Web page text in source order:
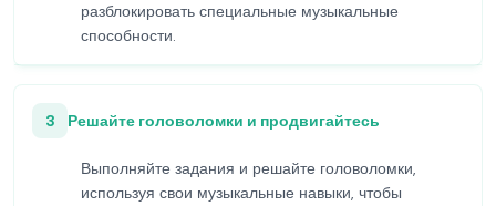
разблокировать специальные музыкальные
способности.
3 Решайте головоломки и продвигайтесь
Выполняйте задания и решайте головоломки,
используя свои музыкальные навыки, чтобы